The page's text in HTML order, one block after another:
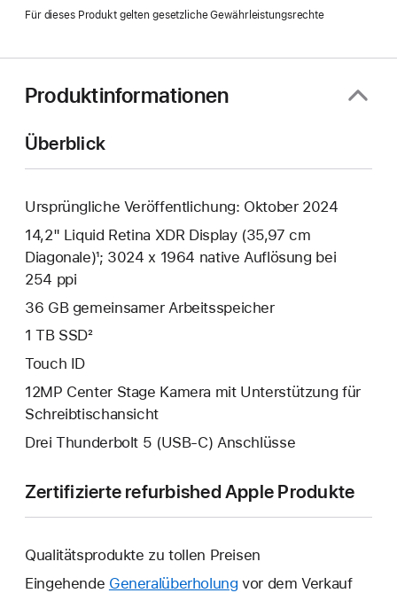
Fenster)
Für dieses Produkt gelten gesetzliche Gewährleistungsrechte
Produktinformationen
Überblick
Ursprüngliche Veröffentlichung: Oktober 2024
14,2" Liquid Retina XDR Display (35,97 cm
Diagonale)¹; 3024 x 1964 native Auflösung bei
254 ppi
36 GB gemeinsamer Arbeitsspeicher
1 TB SSD²
Touch ID
12MP Center Stage Kamera mit Unterstützung für
Schreibtischansicht
Drei Thunderbolt 5 (USB‑C) Anschlüsse
Zertifizierte refurbished Apple Produkte
Qualitätsprodukte zu tollen Preisen
Eingehende Generalüberholung vor dem Verkauf